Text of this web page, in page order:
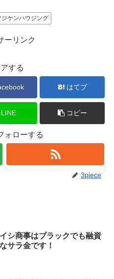
ケンハウジング
ーリンク
する
はてブ
LINE コピー
ォローする
3piece
シ商事はブラックでも融資
サラ金です！